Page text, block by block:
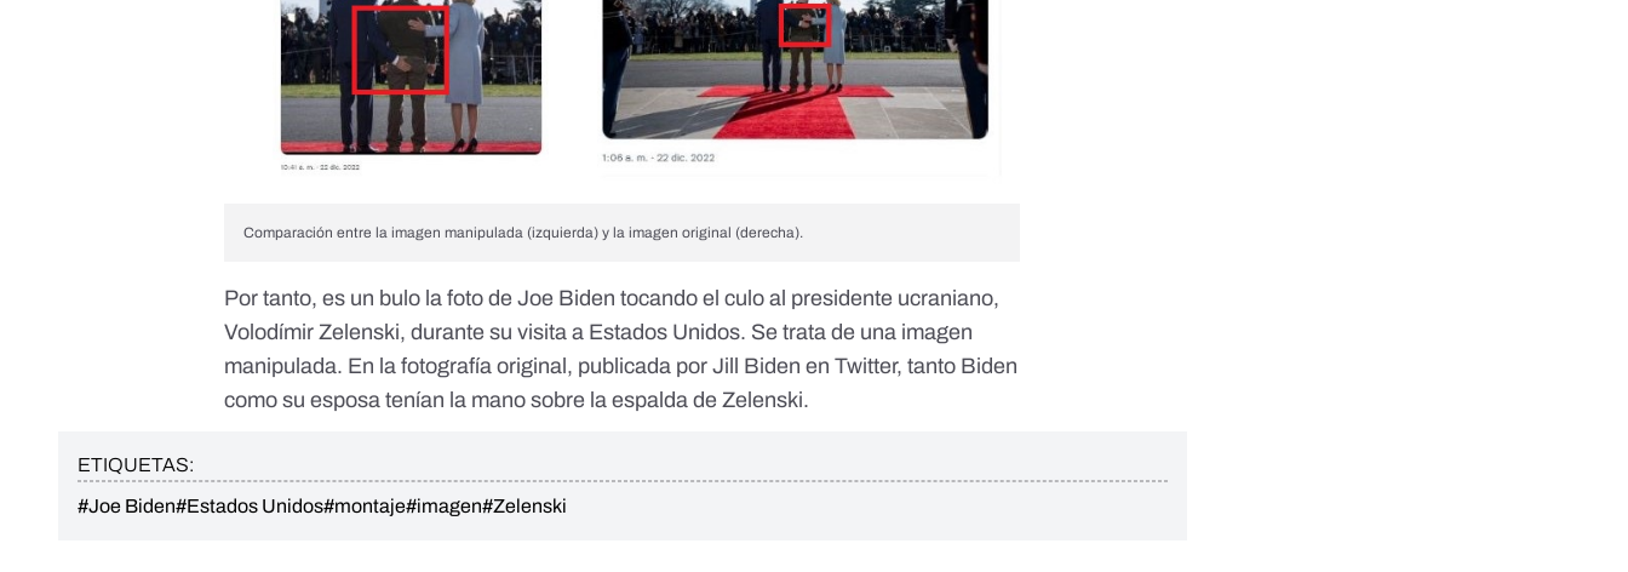
Comparación entre la imagen manipulada (izquierda) y la imagen original (derecha).
Por tanto, es un bulo la foto de Joe Biden tocando el culo al presidente ucraniano,
Volodímir Zelenski, durante su visita a Estados Unidos. Se trata de una imagen
manipulada. En la fotografía original, publicada por Jill Biden en Twitter, tanto Biden
como su esposa tenían la mano sobre la espalda de Zelenski.
ETIQUETAS:
#Joe Biden#Estados Unidos#montaje#imagen#Zelenski